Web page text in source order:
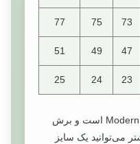
73
75
77
47
49
51
23
24
25
این محصول Modern Fit است و برش
می‌توانید یک سایز